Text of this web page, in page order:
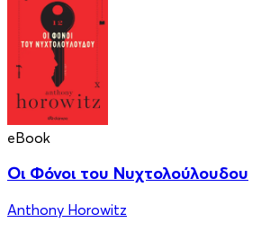
eBook
Οι Φόνοι του Νυχτολούλουδου
Anthony Horowitz